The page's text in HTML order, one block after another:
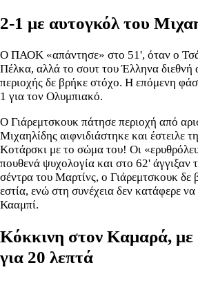
2-1 με αυτογκόλ του
Ο ΠΑΟΚ «απάντησε» στο 51', όταν ο
Πέλκα, αλλά το σουτ του Έλληνα διεθνή
περιοχής δε βρήκε στόχο. Η επόμενη
1 για τον Ολυμπιακό.
Ο Γιάρεμτσκουκ πάτησε περιοχή από
Μιχαηλίδης αιφνιδιάστηκε και έστειλε
Κοτάρσκι με το σώμα του! Οι
πουθενά ψυχολογία και στο 62' άγγιξαν
σέντρα του Μαρτίνς, ο Γιάρεμτσκουκ δε
εστία, ενώ στη συνέχεια δεν κατάφερε
Κααμπί.
Κόκκινη στον Καμαρά,
για 20 λεπτά